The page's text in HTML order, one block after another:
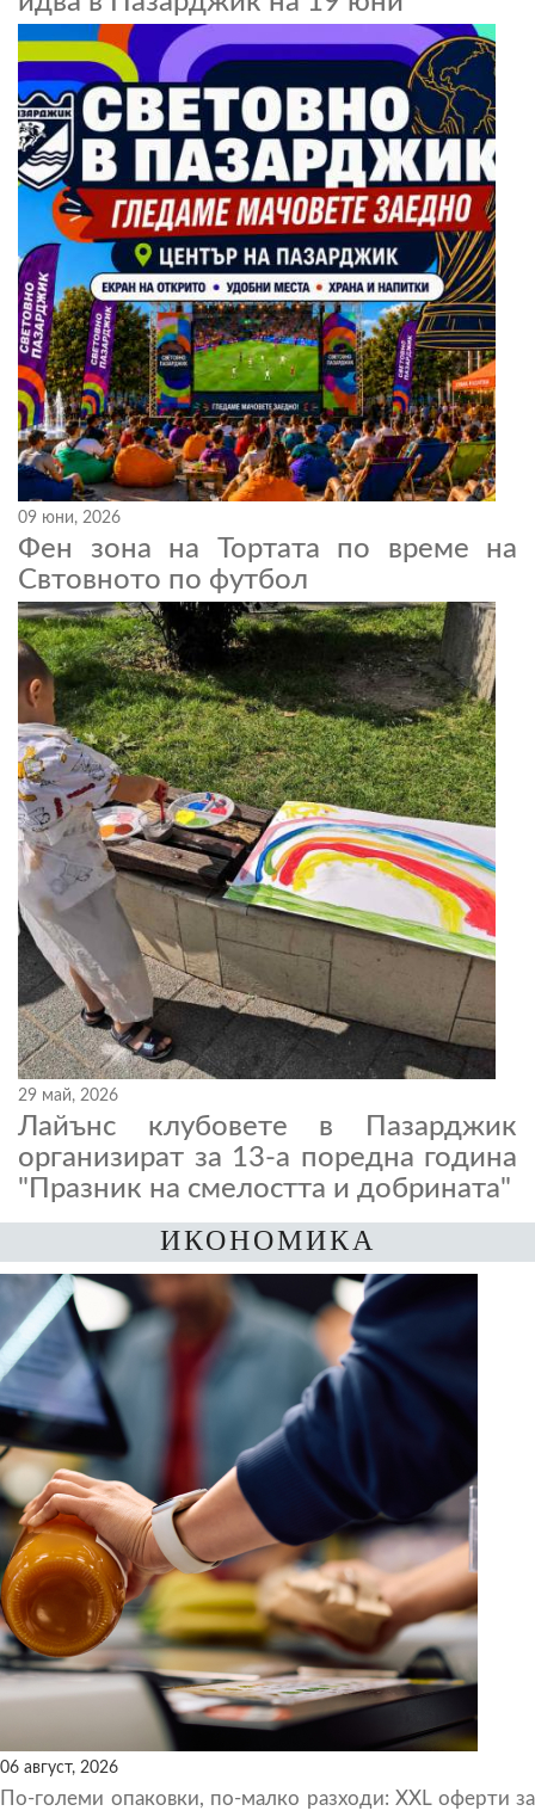
09 юни, 2026
Фен зона на Тортата по време на
Свтовното по футбол
29 май, 2026
Лайънс клубовете в Пазарджик
организират за 13-а поредна година
"Празник на смелостта и добрината"
ИКОНОМИКА
06 август, 2026
По-големи опаковки, по-малко разходи: XXL оферти за